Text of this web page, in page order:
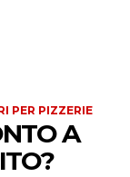
PER PIZZERIE
A